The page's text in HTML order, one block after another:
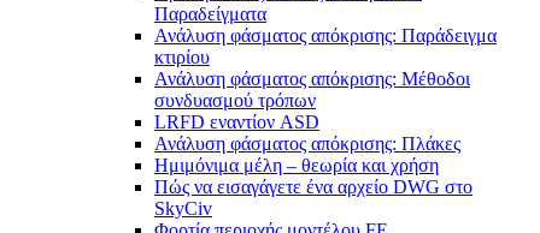
Παραδείγματα
Ανάλυση φάσματος απόκρισης: Παράδειγμα
κτιρίου
Ανάλυση φάσματος απόκρισης: Μέθοδοι
συνδυασμού τρόπων
LRFD εναντίον ASD
Ανάλυση φάσματος απόκρισης: Πλάκες
Ημιμόνιμα μέλη – θεωρία και χρήση
Πώς να εισαγάγετε ένα αρχείο DWG στο
SkyCiv